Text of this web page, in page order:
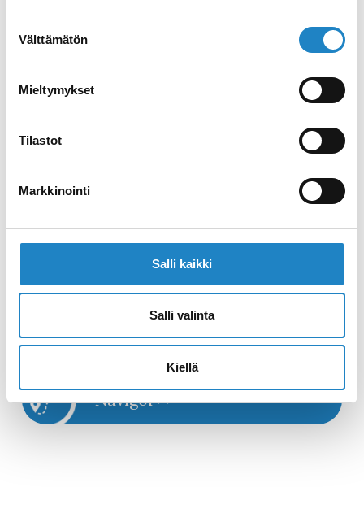
valinta
Välttämätön
Mieltymykset
Tilastot
Markkinointi
Salli kaikki
Salli valinta
Kiellä
tuottamiseen ja sen jälkeen vettä on
juoksutettu vain koskinäytöksissä. Imatran
keskustan halkaiseva kosken uoma on
kevyenliikenteenväylillä keskellä Imatran
itärannalla on useita museoita ja
länsirannalla monta viihtyisää puistoa,
joissa kannattaa pysähtyä. Reitillä on myös
infotauluja, joissa tietoa Vuoksen
historiasta ja luonnosta.
Nettisivut >>
Navigoi >>